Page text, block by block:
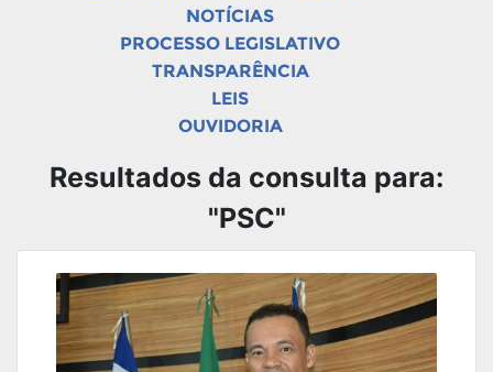
NOTÍCIAS
PROCESSO LEGISLATIVO
TRANSPARÊNCIA
LEIS
OUVIDORIA
Resultados da consulta para:
"PSC"